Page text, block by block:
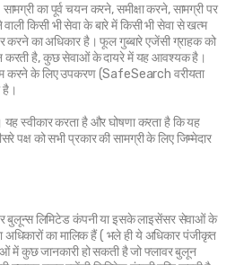
का पूर्व चयन करने, समीक्षा करने, सामग्री पर
किसी भी सेवा के बारे में किसी भी सेवा से खत्म
करने का अधिकार है। फूल गुब्बारे एजेंसी ग्राहक को
करती है, कुछ सेवाओं के दायरे में यह आवश्यक है।
करने के लिए उपकरण (SafeSearch वरीयता
स्वीकार करता है और घोषणा करता है कि यह
पक्ष को सभी प्रकार की सामग्री के लिए जिम्मेदार
बुलून्स लिमिटेड कंपनी या इसके लाइसेंसर सेवाओं के
अधिकारों का मालिक हैं ( भले ही ये अधिकार पंजीकृत
में कुछ जानकारी हो सकती है जो फ्लावर बुलून